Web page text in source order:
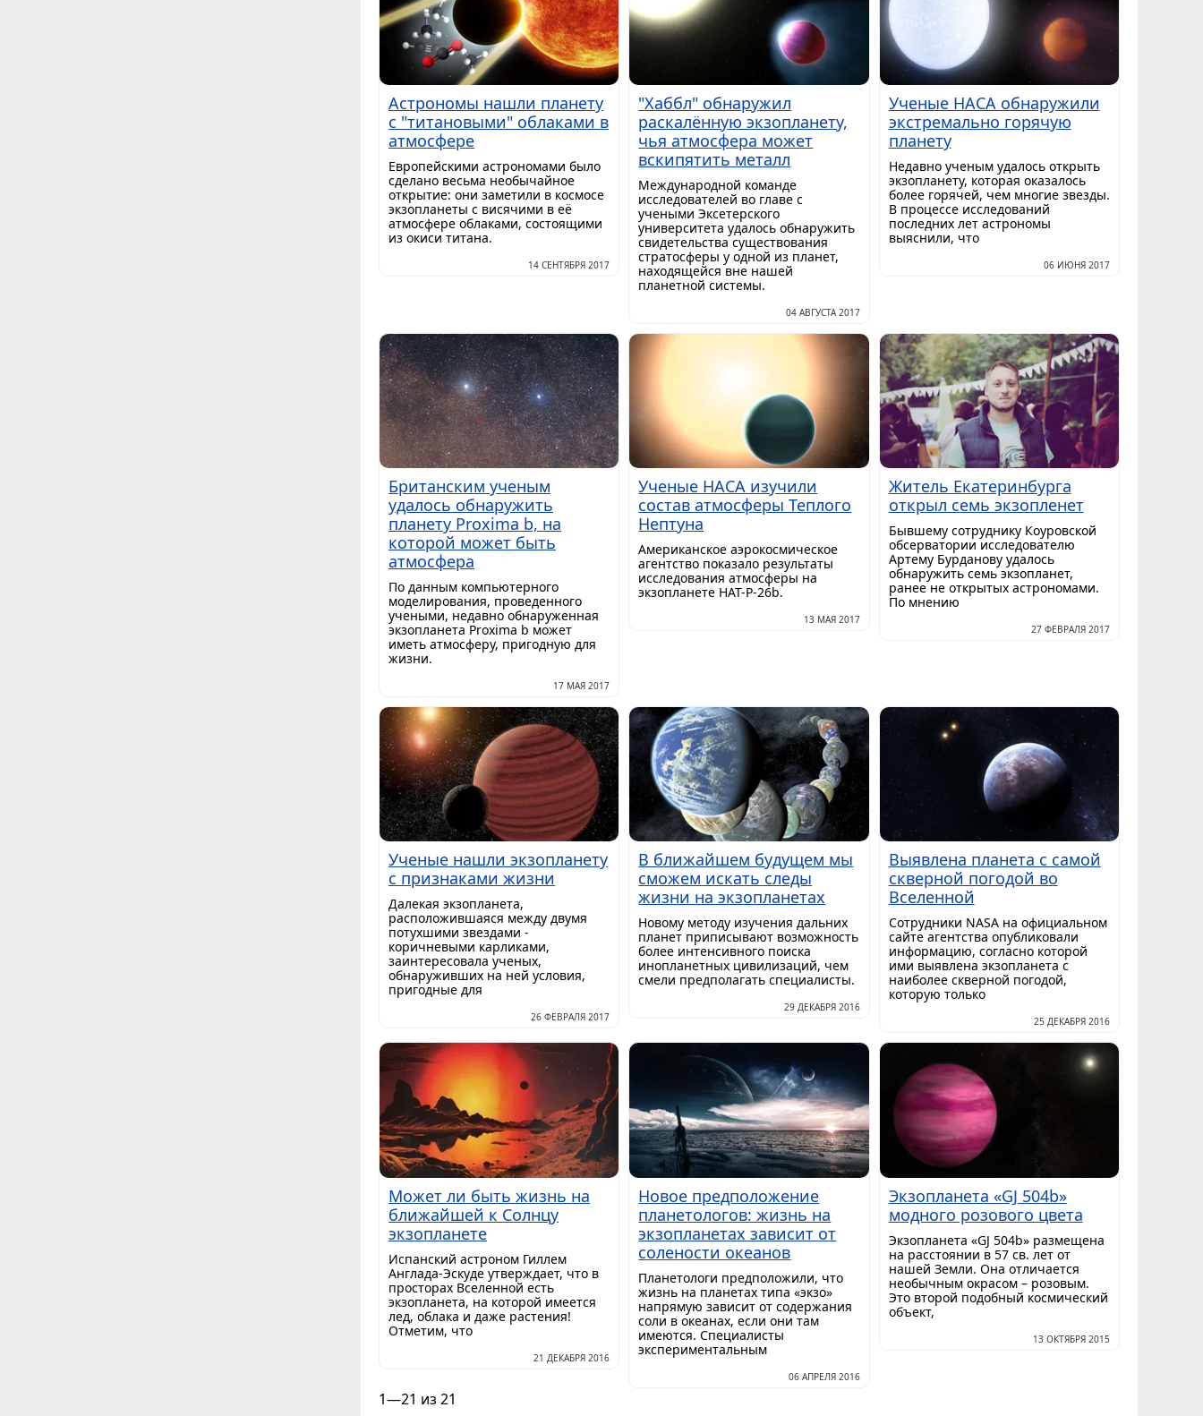
Астрономы нашли планету
с "титановыми" облаками в
атмосфере
​Европейскими астрономами было
сделано веcьма необычайное
открытие: они заметили в космосе
экзопланеты с висячими в её
атмосфере облаками, состоящими
из окиси титана.
14 СЕНТЯБРЯ 2017
"Хаббл" обнаружил
раскалённую экзопланету,
чья атмосфера может
вскипятить металл
Международной команде
исследователей во главе с
учеными Эксетерского
университета удалось обнаружить
свидетельства существования
стратосферы у одной из планет,
находящейся вне нашей
планетной системы.
04 АВГУСТА 2017
Ученые НАСА обнаружили
экстремально горячую
планету
Недавно ученым удалось открыть
экзопланету, которая оказалось
более горячей, чем многие звезды.
В процессе исследований
последних лет астрономы
выяснили, что
06 ИЮНЯ 2017
Британским ученым
удалось обнаружить
планету Proxima b, на
которой может быть
атмосфера
По данным компьютерного
моделирования, проведенного
учеными, недавно обнаруженная
экзопланета Proxima b может
иметь атмосферу, пригодную для
жизни.
17 МАЯ 2017
Ученые НАСА изучили
состав атмосферы Теплого
Нептуна
Американское аэрокосмическое
агентство показало результаты
исследования атмосферы на
экзопланете HAT-P-26b.
13 МАЯ 2017
Житель Екатеринбурга
открыл семь экзопленет
Бывшему сотруднику Коуровской
обсерватории исследователю
Артему Бурданову удалось
обнаружить семь экзопланет,
ранее не открытых астрономами.
По мнению
27 ФЕВРАЛЯ 2017
Ученые нашли экзопланету
с признаками жизни
Далекая экзопланета,
расположившаяся между двумя
потухшими звездами -
коричневыми карликами,
заинтересовала ученых,
обнаруживших на ней условия,
пригодные для
26 ФЕВРАЛЯ 2017
В ближайшем будущем мы
сможем искать следы
жизни на экзопланетах
Новому методу изучения дальних
планет приписывают возможность
более интенсивного поиска
инопланетных цивилизаций, чем
смели предполагать специалисты.
29 ДЕКАБРЯ 2016
Выявлена планета с самой
скверной погодой во
Вселенной
Сотрудники NASA на официальном
сайте агентства опубликовали
информацию, согласно которой
ими выявлена экзопланета с
наиболее скверной погодой,
которую только
25 ДЕКАБРЯ 2016
Может ли быть жизнь на
ближайшей к Солнцу
экзопланете
Испанский астроном Гиллем
Англада-Эскуде утверждает, что в
просторах Вселенной есть
экзопланета, на которой имеется
лед, облака и даже растения!
Отметим, что
21 ДЕКАБРЯ 2016
Новое предположение
планетологов: жизнь на
экзопланетах зависит от
солености океанов
Планетологи предположили, что
жизнь на планетах типа «экзо»
напрямую зависит от содержания
соли в океанах, если они там
имеются. Специалисты
экспериментальным
06 АПРЕЛЯ 2016
Экзопланета «GJ 504b»
модного розового цвета
Экзопланета «GJ 504b» размещена
на расстоянии в 57 св. лет от
нашей Земли. Она отличается
необычным окрасом – розовым.
Это второй подобный космический
объект,
13 ОКТЯБРЯ 2015
1—21 из 21